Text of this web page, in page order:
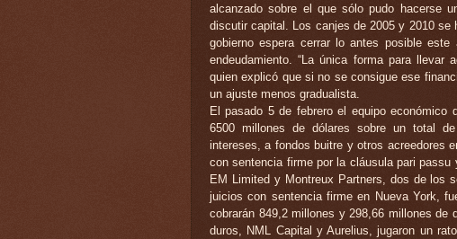
alcanzado sobre el que sólo pudo hacerse
discutir capital. Los canjes de 2005 y 2010 se
gobierno espera cerrar lo antes posible este
endeudamiento. “La única forma para llevar
quien explicó que si no se consigue ese
un ajuste menos gradualista.
El pasado 5 de febrero el equipo económico
6500 millones de dólares sobre un total
intereses, a fondos buitre y otros acreedores
con sentencia firme por la cláusula pari
EM Limited y Montreux Partners, dos de los
juicios con sentencia firme en Nueva York,
cobrarán 849,2 millones y 298,66 millones de
duros, NML Capital y Aurelius, jugaron un